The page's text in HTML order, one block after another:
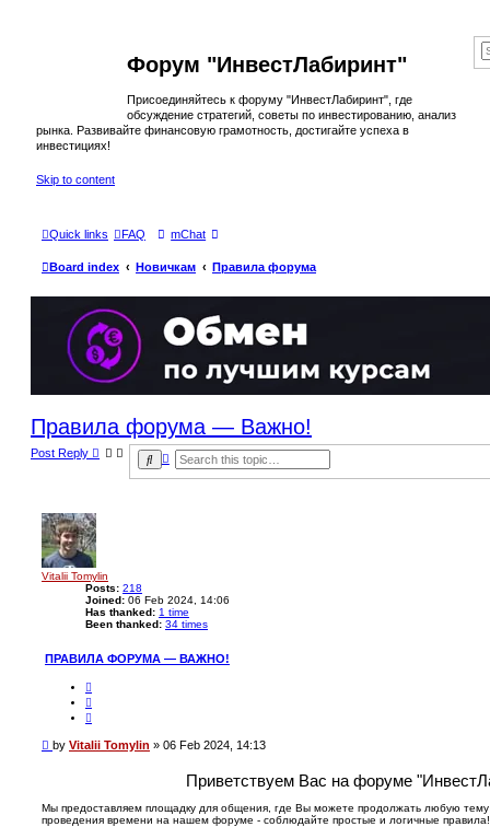
Форум "ИнвестЛабиринт"
Присоединяйтесь к форуму "ИнвестЛабиринт", где
обсуждение стратегий, советы по инвестированию, анализ
рынка. Развивайте финансовую грамотность, достигайте успеха в
инвестициях!
Skip to content
Quick links FAQ mChat
Board index Новичкам Правила форума
Правила форума — Важно!
Post Reply
S
e
A
d
v
r
c
h
Vitalii Tomylin
Posts: 218
Joined: 06 Feb 2024, 14:06
Has thanked: 1 time
Been thanked: 34 times
ПРАВИЛА ФОРУМА — ВАЖНО!
e
p
o
u
o
e
Pby Vitalii Tomylin » 06 Feb 2024, 14:13
Приветствуем Вас на форуме
Мы предоставляем площадку для общения, где Вы можете продолжать любую тему
проведения времени на нашем форуме - соблюдайте простые и логичные правила!